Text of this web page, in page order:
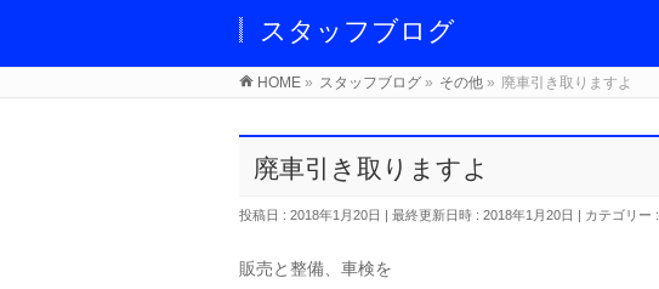
スタッフブログ
HOME » スタッフブログ » その他 » 廃車引き取りますよ
廃車引き取りますよ
投稿日 : 2018年1月20日 最終更新日時 : 2018年1月20日 カテゴリー :
販売と整備、車検を